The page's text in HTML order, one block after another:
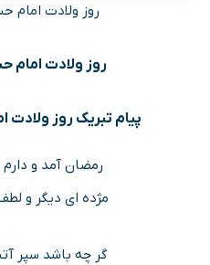
روز ولادت امام
روز ولادت امام
پیام تبریک روز ولادت
رمضان آمد و دارم
مژده ای دیگر و
گر چه باشد سپر